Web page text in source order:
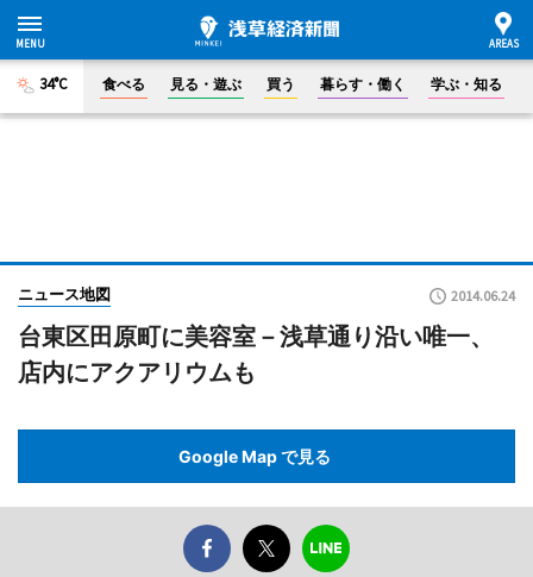
34°C 食べる 見る・遊ぶ 買う 暮らす・働く 学ぶ・知る
ニュース地図 2014.06.24
台東区田原町に美容室－浅草通り沿い唯一、
店内にアクアリウムも
Google Map で見る